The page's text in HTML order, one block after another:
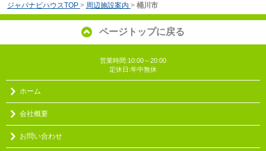
ジャパナビハウスTOP > 周辺施設案内 > 桶川市
ページトップに戻る
営業時間:10:00～20:00
定休日:年中無休
ホーム
会社概要
お問い合わせ